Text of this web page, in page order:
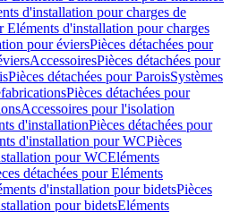
d'installation pour charges de
Eléments d'installation pour charges
pour éviersPièces détachées pour
AccessoiresPièces détachées pour
Pièces détachées pour ParoisSystèmes
Pièces détachées pour
Accessoires pour l'isolation
d'installationPièces détachées pour
d'installation pour WCPièces
pour WCEléments
détachées pour Eléments
d'installation pour bidetsPièces
pour bidetsEléments